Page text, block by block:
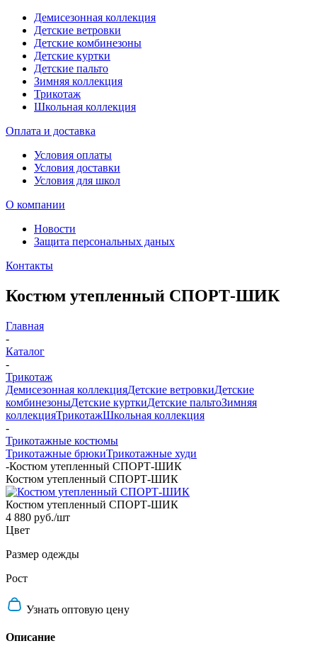
Демисезонная коллекция
Детские ветровки
Детские комбинезоны
Детские куртки
Детские пальто
Зимняя коллекция
Трикотаж
Школьная коллекция
Оплата и доставка
Условия оплаты
Условия доставки
Условия для школ
О компании
Новости
Защита персональных даных
Контакты
Костюм утепленный СПОРТ-ШИК
Главная
-
Каталог
-
Трикотаж
Демисезонная коллекцияДетские ветровкиДетские
комбинезоныДетские курткиДетские пальтоЗимняя
коллекцияТрикотажШкольная коллекция
-
Трикотажные костюмы
Трикотажные брюкиТрикотажные худи
-Костюм утепленный СПОРТ-ШИК
Костюм утепленный СПОРТ-ШИК
Костюм утепленный СПОРТ-ШИК
4 880 руб./шт
Цвет
Размер одежды
Рост
Узнать оптовую цену
Описание